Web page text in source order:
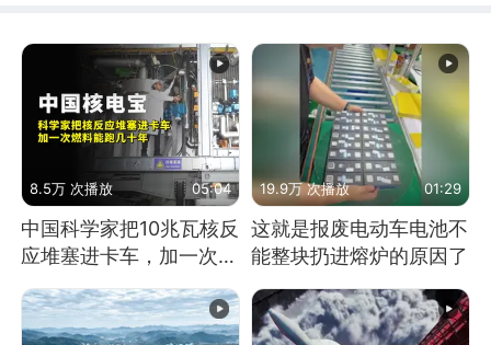
8.5万 次播放 05:04
中国科学家把10兆瓦核反
应堆塞进卡车，加一次燃
19.9万 次播放 01:29
这就是报废电动车电池不
能整块扔进熔炉的原因了